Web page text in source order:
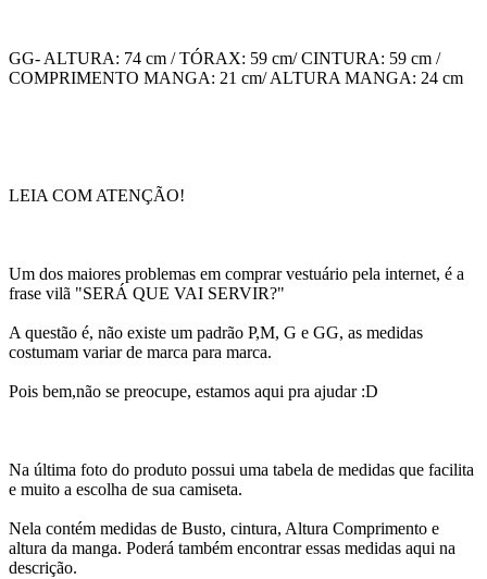
GG- ALTURA: 74 cm / TÓRAX: 59 cm/ CINTURA: 59 cm /
COMPRIMENTO MANGA: 21 cm/ ALTURA MANGA: 24 cm
LEIA COM ATENÇÃO!
Um dos maiores problemas em comprar vestuário pela internet, é a
frase vilã "SERÁ QUE VAI SERVIR?"
A questão é, não existe um padrão P,M, G e GG, as medidas
costumam variar de marca para marca.
Pois bem,não se preocupe, estamos aqui pra ajudar :D
Na última foto do produto possui uma tabela de medidas que facilita
e muito a escolha de sua camiseta.
Nela contém medidas de Busto, cintura, Altura Comprimento e
altura da manga. Poderá também encontrar essas medidas aqui na
descrição.